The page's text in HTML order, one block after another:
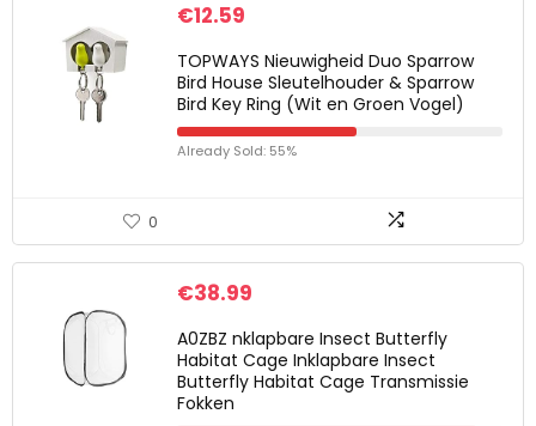
€12.59
TOPWAYS Nieuwigheid Duo Sparrow
Bird House Sleutelhouder & Sparrow
Bird Key Ring (Wit en Groen Vogel)
Already Sold: 55%
0
€38.99
A0ZBZ nklapbare Insect Butterfly
Habitat Cage Inklapbare Insect
Butterfly Habitat Cage Transmissie
Fokken